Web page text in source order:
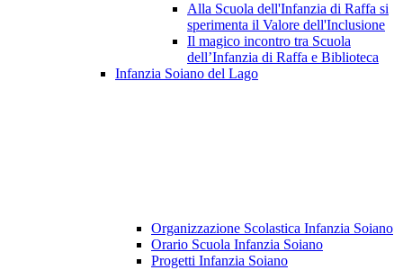
Alla Scuola dell'Infanzia di Raffa si
sperimenta il Valore dell'Inclusione
Il magico incontro tra Scuola
dell’Infanzia di Raffa e Biblioteca
Infanzia Soiano del Lago
Organizzazione Scolastica Infanzia Soiano
Orario Scuola Infanzia Soiano
Progetti Infanzia Soiano